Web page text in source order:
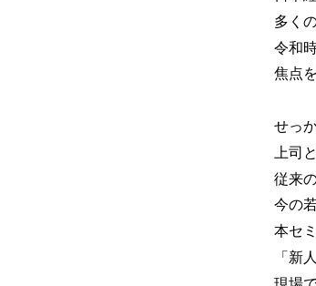
多く
令和
焦点
せっ
上司
従来
今の
本セ
「新